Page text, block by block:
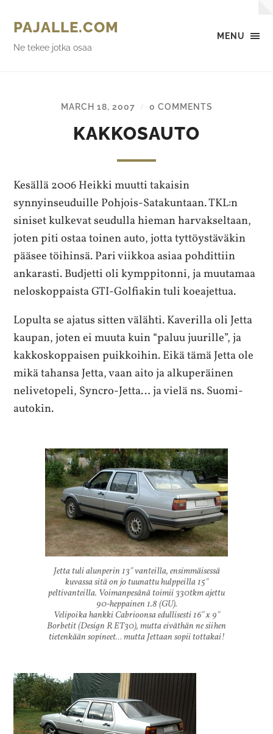
MENU
PAJALLE.COM
Ne tekee jotka osaa
MARCH 18, 2007 / 0 COMMENTS
KAKKOSAUTO
Kesällä 2006 Heikki muutti takaisin
synnyinseuduille Pohjois-Satakuntaan. TKL:n
siniset kulkevat seudulla hieman harvakseltaan,
joten piti ostaa toinen auto, jotta tyttöystäväkin
pääsee töihinsä. Pari viikkoa asiaa pohdittiin
ankarasti. Budjetti oli kymppitonni, ja muutamaa
neloskoppaista GTI-Golfiakin tuli koeajettua.
Lopulta se ajatus sitten välähti. Kaverilla oli Jetta
kaupan, joten ei muuta kuin “paluu juurille”, ja
kakkoskoppaisen puikkoihin. Eikä tämä Jetta ole
mikä tahansa Jetta, vaan aito ja alkuperäinen
nelivetopeli, Syncro-Jetta… ja vielä ns. Suomi-
autokin.
Jetta tuli alunperin 13″ vanteilla, ensimmäisessä
kuvassa sitä on jo tuunattu hulppeilla 15″
peltivanteilla. Voimanpesänä toimii 330tkm ajettu
90-heppainen 1.8 (GU).
Velipoika hankki Cabrioonsa edullisesti 16″ x 9″
Borbetit (Design R ET30), mutta eiväthän ne siihen
tietenkään sopineet… mutta Jettaan sopii tottakai!